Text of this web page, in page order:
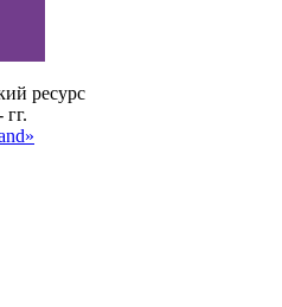
ресурс
гг.